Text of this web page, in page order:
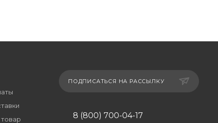
товар
ПОДПИСАТЬСЯ НА РАССЫЛКУ
8 (800) 700-04-17